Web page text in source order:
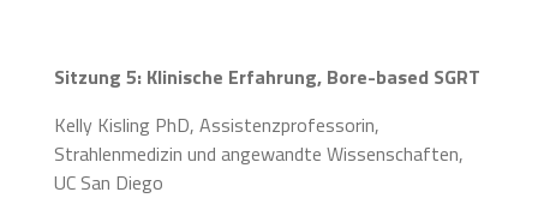
Sitzung 5: Klinische Erfahrung, Bore-based SGRT
Kelly Kisling PhD, Assistenzprofessorin,
Strahlenmedizin und angewandte Wissenschaften,
UC San Diego